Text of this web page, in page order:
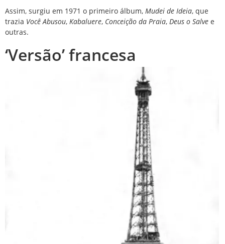
Assim, surgiu em 1971 o primeiro álbum, Mudei de Ideia, que
trazia Você Abusou, Kabaluere, Conceição da Praia, Deus o Salve e
outras.
‘Versão’ francesa